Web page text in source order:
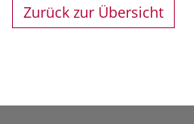
Zurück zur Übersicht